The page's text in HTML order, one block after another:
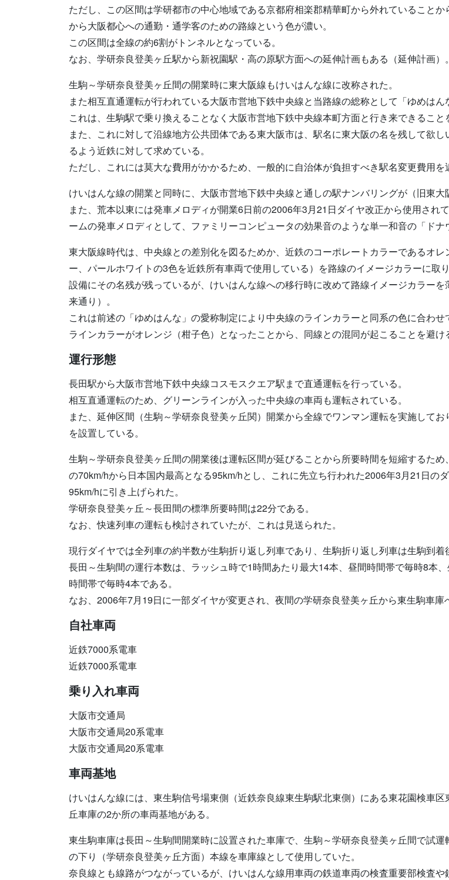
ただし、この区間は学研都市の中心地域である京都府相楽郡精華町から外れていること
から大阪都心への通勤・通学客のための路線という色が濃い。
この区間は全線の約6割がトンネルとなっている。
なお、学研奈良登美ヶ丘駅から新祝園駅・高の原駅方面への延伸計画もある（延伸計画）。
生駒～学研奈良登美ヶ丘間の開業時に東大阪線もけいはんな線に改称された。
また相互直通運転が行われている大阪市営地下鉄中央線と当路線の総称として「ゆめはん
これは、生駒駅で乗り換えることなく大阪市営地下鉄中央線本町方面と行き来できること
また、これに対して沿線地方公共団体である東大阪市は、駅名に東大阪の名を残して欲
るよう近鉄に対して求めている。
ただし、これには莫大な費用がかかるため、一般的に自治体が負担すべき駅名変更費用を
けいはんな線の開業と同時に、大阪市営地下鉄中央線と通しの駅ナンバリングが（旧東大
また、荒本以東には発車メロディが開業6日前の2006年3月21日ダイヤ改正から使用さ
ームの発車メロディとして、ファミリーコンピュータの効果音のような単一和音の「ドナ
東大阪線時代は、中央線との差別化を図るためか、近鉄のコーポレートカラーであるオ
ー、パールホワイトの3色を近鉄所有車両で使用している）を路線のイメージカラーに
設備にその名残が残っているが、けいはんな線への移行時に改めて路線イメージカラー
来通り）。
これは前述の「ゆめはんな」の愛称制定により中央線のラインカラーと同系の色に合わ
ラインカラーがオレンジ（柑子色）となったことから、同線との混同が起こることを避け
運行形態
長田駅から大阪市営地下鉄中央線コスモスクエア駅まで直通運転を行っている。
相互直通運転のため、グリーンラインが入った中央線の車両も運転されている。
また、延伸区間（生駒～学研奈良登美ヶ丘関）開業から全線でワンマン運転を実施して
を設置している。
生駒～学研奈良登美ヶ丘間の開業後は運転区間が延びることから所要時間を短縮するた
の70km/hから日本国内最高となる95km/hとし、これに先立ち行われた2006年3月21日の
95km/hに引き上げられた。
学研奈良登美ヶ丘～長田間の標準所要時間は22分である。
なお、快速列車の運転も検討されていたが、これは見送られた。
現行ダイヤでは全列車の約半数が生駒折り返し列車であり、生駒折り返し列車は生駒到着
長田～生駒間の運行本数は、ラッシュ時で1時間あたり最大14本、昼間時間帯で毎時8本
時間帯で毎時4本である。
なお、2006年7月19日に一部ダイヤが変更され、夜間の学研奈良登美ヶ丘から東生駒車庫
自社車両
近鉄7000系電車
近鉄7000系電車
乗り入れ車両
大阪市交通局
大阪市交通局20系電車
大阪市交通局20系電車
車両基地
けいはんな線には、東生駒信号場東側（近鉄奈良線東生駒駅北東側）にある東花園検車
丘車庫の2か所の車両基地がある。
東生駒車庫は長田～生駒間開業時に設置された車庫で、生駒～学研奈良登美ヶ丘間で試
の下り（学研奈良登美ヶ丘方面）本線を車庫線として使用していた。
奈良線とも線路がつながっているが、けいはんな線用車両の鉄道車両の検査重要部検査